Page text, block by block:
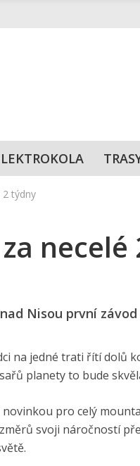
2 týdny
Nisou první
na jedné trati řítí dolů
planety to bude
pro celý
svoji náročností